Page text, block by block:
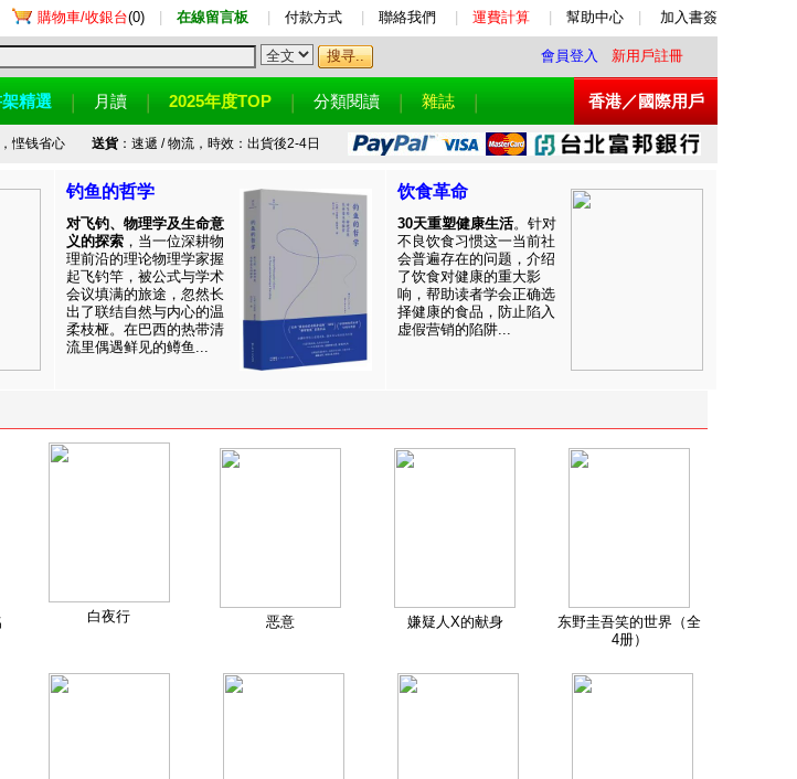
購物車/收銀台(0) 在線留言板 付款方式 聯絡我們 運費計算 幫助中心 加入書簽
會員登入 新用戶註冊
精選 月讀 2025年度TOP 分類閱讀 雜誌 香港／國際用戶
悭钱省心 送貨：速遞 / 物流，時效：出貨後2-4日
钓鱼的哲学
对飞钓、物理学及生命意
义的探索 ，当一位深耕物
理前沿的理论物理学家握
起飞钓竿，被公式与学术
会议填满的旅途，忽然长
出了联结自然与内心的温
柔枝桠。在巴西的热带清
流里偶遇鲜见的鳟鱼...
饮食革命
30天重塑健康生活。针对
不良饮食习惯这一当前社
会普遍存在的问题，介绍
了饮食对健康的重大影
响，帮助读者学会正确选
择健康的食品，防止陷入
虚假营销的陷阱...
白夜行 恶意 嫌疑人X的献身
东野圭吾笑的世界（全
4册）